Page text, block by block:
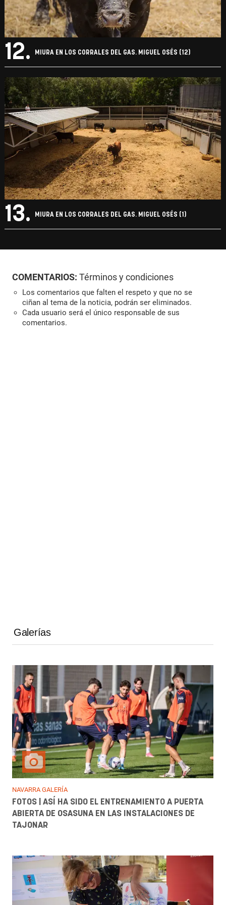
12. MIURA EN LOS CORRALES DEL GAS. MIGUEL OSÉS (12)
13. MIURA EN LOS CORRALES DEL GAS. MIGUEL OSÉS (1)
COMENTARIOS: Términos y condiciones
Los comentarios que falten el respeto y que no se
ciñan al tema de la noticia, podrán ser eliminados.
Cada usuario será el único responsable de sus
comentarios.
Galerías
NAVARRA GALERÍA
FOTOS | ASÍ HA SIDO EL ENTRENAMIENTO A PUERTA
ABIERTA DE OSASUNA EN LAS INSTALACIONES DE
TAJONAR